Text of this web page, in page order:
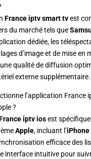
France iptv smart tvest
du marché tels que
dédiée, les
d’image et de mise en
qualité de diffusion
externe supplémentaire.
l’application France
?
iptv iosest
Apple, incluant l’iPhone
efficace des
interface intuitive pour